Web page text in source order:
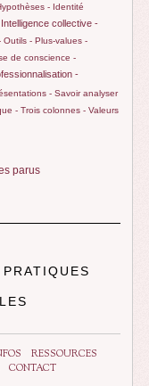
- Identité
Intelligence collective -
Outils - Plus-values -
de conscience -
-
- Savoir analyser
- Trois colonnes - Valeurs
parus
RESSOURCES
CONTACT